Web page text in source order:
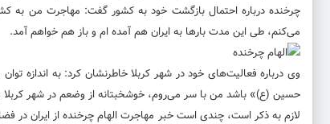
چرخنده درباره احتمال بازگشت خود به کشور گفت: مهاجرت من به
می‌کنم، طی این مدت بار‌ها به ایران هم آمده ام و باز هم خواهم آمد.
وی درباره فعالیت‌های خود در شهر کربلا خاطرنشان کرد: به اندازه
حسین (ع)» باشد من با سر می‌روم، خوشخبتانه از وضعم در شهر